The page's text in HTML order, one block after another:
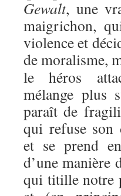
Gewalt, une
maigrichon,
violence et
de moralisme,
le héros
mélange plus
paraît de
qui refuse son
et se prend
d’une manière
qui titille notre